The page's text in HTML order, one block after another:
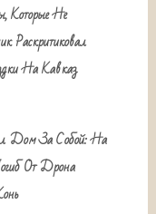
Которые Не
Раскритиковал
На Кавказ
Дом За Собой: На
От Дрона